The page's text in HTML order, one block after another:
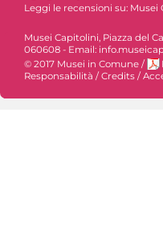
Leggi le recensioni su: Musei
Musei Capitolini, Piazza del
060608 - Email:
© 2017 Musei in Comune /
Responsabilità /Credits /